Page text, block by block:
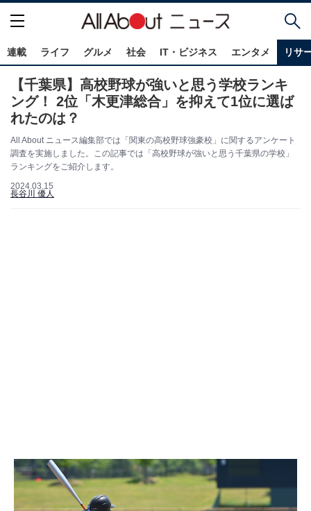
連載 ライフ グルメ 社会 IT・ビジネス エンタメ リサ
【千葉県】高校野球が強いと思う学校ランキ
ング！ 2位「木更津総合」を抑えて1位に選ば
れたのは？
All About ニュース編集部では「関東の高校野球強豪校」に関するアンケート
調査を実施しました。この記事では「高校野球が強いと思う千葉県の学校」
ランキングをご紹介します。
2024.03.15
長谷川 優人